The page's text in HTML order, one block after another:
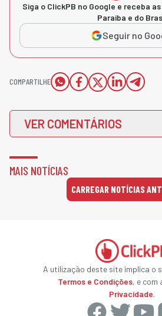
Siga o ClickPB no Google e receba
Paraíba e do
Seguir no
COMPARTILHE
VER COMENTÁRIOS
MAIS NOTÍCIAS
CARREGAR NOTÍCIAS
A utilização deste site implica o
Termos e Condições, e com
Privacidade.